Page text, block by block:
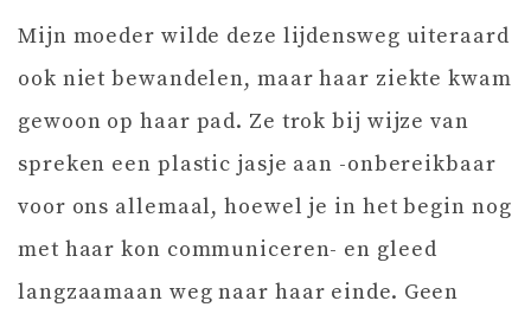
Mijn moeder wilde deze lijdensweg uiteraard
ook niet bewandelen, maar haar ziekte kwam
gewoon op haar pad. Ze trok bij wijze van
spreken een plastic jasje aan -onbereikbaar
voor ons allemaal, hoewel je in het begin nog
met haar kon communiceren- en gleed
langzaamaan weg naar haar einde. Geen